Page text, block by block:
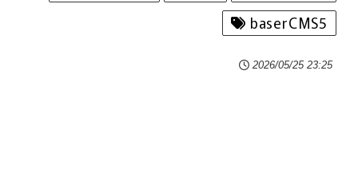
baserCMS5
2026/05/25 23:25